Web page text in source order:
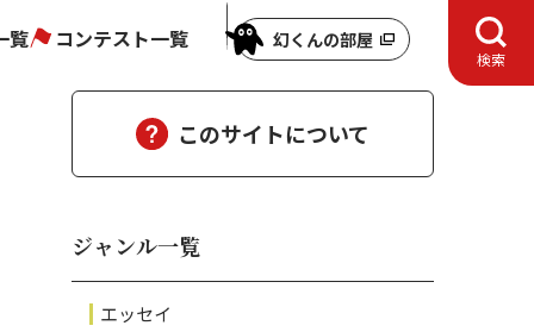
覧 コンテスト一覧 幻くんの部屋
検索
このサイトについて
ジャンル一覧
エッセイ